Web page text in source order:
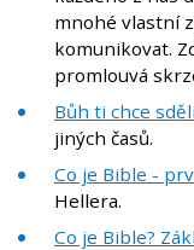
mnohé vlastní
komunikovat.
promlouvá
Bůh ti chce
jiných časů.
Co je Bible -
Hellera.
Co je Bible?